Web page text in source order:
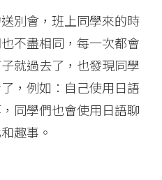
別會，班上同學來的時
不盡相同，每一次都會
就過去了，也發現同學
，例如：自己使用日語
同學們也會使用日語聊
趣事。